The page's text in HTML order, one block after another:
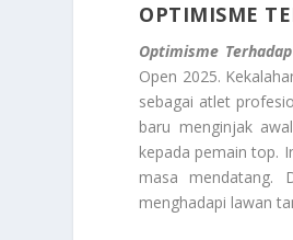
OPTIMISME
Optimisme
Open 2025.
sebagai atlet
baru menginjak
kepada pemain top.
masa mendatang.
menghadapi lawan